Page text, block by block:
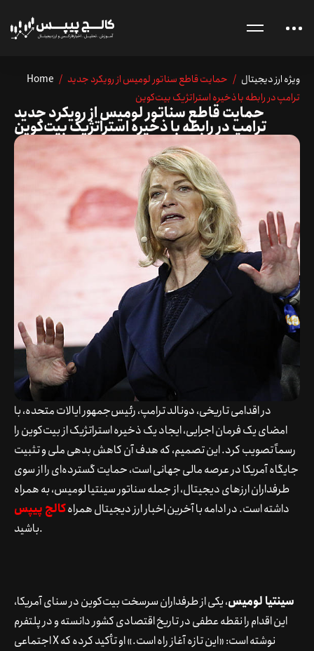
Home / ویژه ارز دیجیتال / حمایت قاطع سناتور لومیس از رویکرد جدید
ترامپ در رابطه با ذخیره استراتژیک بیت‌کوین
حمایت قاطع سناتور لومیس از رویکرد جدید
ترامپ در رابطه با ذخیره استراتژیک بیت‌کوین
در اقدامی تاریخی، دونالد ترامپ، رئیس‌جمهور ایالات متحده، با
امضای یک فرمان اجرایی، ایجاد یک ذخیره استراتژیک از بیت‌کوین را
رسماً تصویب کرد. این تصمیم، که هدف آن کاهش بدهی ملی و تثبیت
جایگاه آمریکا در عرصه مالی جهانی است، حمایت گسترده‌ای را از سوی
طرفداران ارزهای دیجیتال، از جمله سناتور سینتیا لومیس، به همراه
داشته است. در ادامه با آخرین اخبار ارز دیجیتال همراهکالج پیپس
باشید.
سینتیا لومیس، یکی از طرفداران سرسخت بیت‌کوین در سنای آمریکا،
این اقدام را نقطه عطفی در تاریخ اقتصادی کشور دانسته و در پلتفرم
اجتماعی X نوشته است: «این تازه آغاز راه است.» او تأکید کرده که